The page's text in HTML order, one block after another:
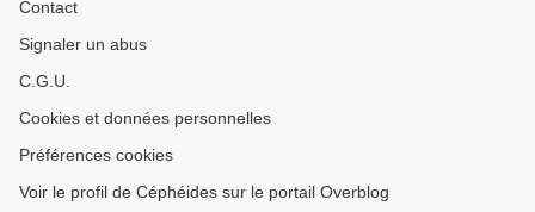
Contact
Signaler un abus
C.G.U.
Cookies et données personnelles
Préférences cookies
Voir le profil de Céphéides sur le portail Overblog